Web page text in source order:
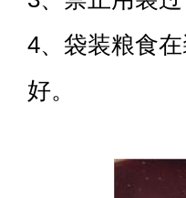
4、袋装粮食
好。